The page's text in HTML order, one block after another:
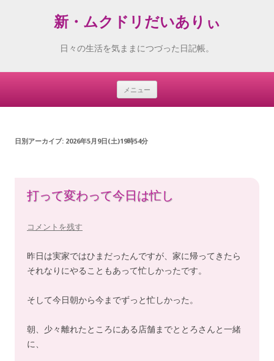
新・ムクドリだいありぃ
日々の生活を気ままにつづった日記帳。
メニュー
Skip
日別アーカイブ: 2026年5月9日(土)19時54分
打って変わって今日は忙し
コメントを残す
昨日は実家ではひまだったんですが、家に帰ってきたら
それなりにやることもあって忙しかったです。
そして今日朝から今までずっと忙しかった。
朝、少々離れたところにある店舗までととろさんと一緒
に、